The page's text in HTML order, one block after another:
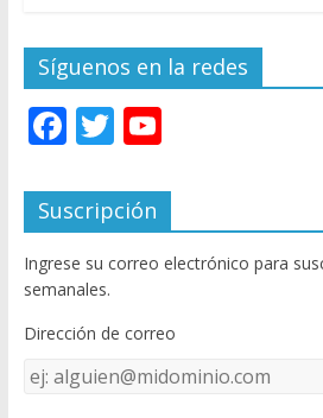
Síguenos en la redes
F
e
b
o
o
k
T
itt
er
Y
u
T
u
e
C
Suscripción
Ingrese su correo electrónico para
semanales.
Dirección de correo
Dirección
de